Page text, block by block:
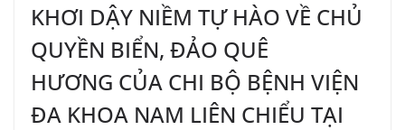
KHƠI DẬY NIỀM TỰ HÀO VỀ CHỦ
QUYỀN BIỂN, ĐẢO QUÊ
HƯƠNG CỦA CHI BỘ BỆNH VIỆN
ĐA KHOA NAM LIÊN CHIỂU TẠI